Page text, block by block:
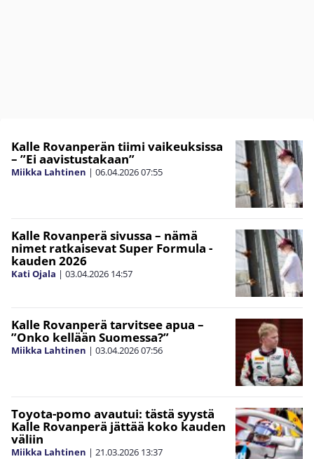
Kalle Rovanperän tiimi vaikeuksissa
– ”Ei aavistustakaan”
Miikka Lahtinen | 06.04.202607:55
Kalle Rovanperä sivussa – nämä
nimet ratkaisevat Super Formula -
kauden 2026
Kati Ojala | 03.04.2026 14:57
Kalle Rovanperä tarvitsee apua –
”Onko kellään Suomessa?”
Miikka Lahtinen | 03.04.202607:56
Toyota-pomo avautui: tästä syystä
Kalle Rovanperä jättää koko kauden
väliin
Miikka Lahtinen | 21.03.2026 13:37